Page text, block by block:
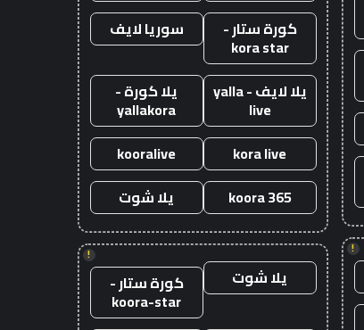
!
كورة ستار -
kora star
سوريا لايف
يلا لايف - yalla
live
يلا كورة -
yallakora
kora live
kooralive
koora 365
يلا شوت
!
يلا شوت كورة ستار -
koora-star